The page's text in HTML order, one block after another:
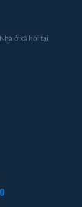
ở xã hội tại